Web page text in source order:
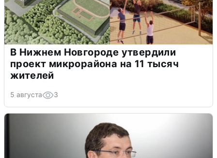
В Нижнем Новгороде утвердили
проект микрорайона на 11 тысяч
жителей
5 августа 3